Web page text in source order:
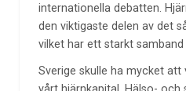
internationella debatten.
den viktigaste delen av det
vilket har ett starkt
Sverige skulle ha mycket